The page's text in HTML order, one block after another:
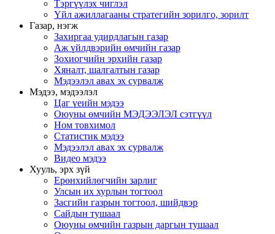
Тэргүүлэх чиглэл
Үйл ажиллагааны стратегийн зорилго, зорилт
Газар, нэгж
Захиргаа удирдлагын газар
Аж үйлдвэрийн өмчийн газар
Зохиогчийн эрхийн газар
Хяналт, шалгалтын газар
Мэдээлэл авах эх сурвалж
Мэдээ, мэдээлэл
Цаг үеийн мэдээ
Оюуны өмчийн МЭДЭЭЛЭЛ сэтгүүл
Ном товхимол
Статистик мэдээ
Мэдээлэл авах эх сурвалж
Видео мэдээ
Хууль, эрх зүй
Ерөнхийлөгчийн зарлиг
Улсын их хурлын тогтоол
Засгийн газрын тогтоол, шийдвэр
Сайдын тушаал
Оюуны өмчийн газрын даргын тушаал